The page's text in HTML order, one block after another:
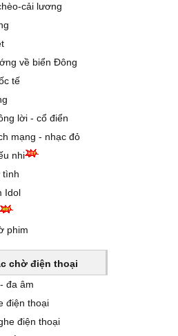
cải lương
về biển Đông
tế
lời - cổ điển
mạng - nhạc đỏ
nhi
tình
Idol
phim
chờ điện thoại
đa âm
điện thoại
điện thoại